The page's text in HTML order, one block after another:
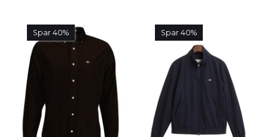
Spar 40% Spar 40%